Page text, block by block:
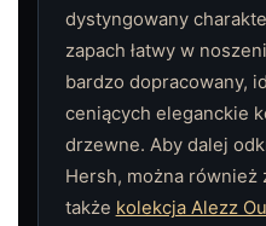
dystyngowany
zapach łatwy w
bardzo dopracowany,
ceniących eleganckie
drzewne. Aby dalej
Hersh, można również
także kolekcja Alezz